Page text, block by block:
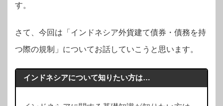
す。
さて、今回は「インドネシア外貨建て債券・債務を持
つ際の規制」についてお話していこうと思います。
インドネシアについて知りたい方は…